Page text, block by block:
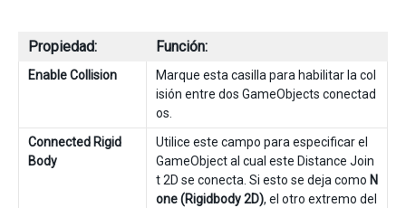
Propiedad: Función:
Enable Collision
Marque esta casilla para habilitar la col
isión entre dos GameObjects conectad
os.
Connected Rigid
Body
Utilice este campo para especificar el
GameObject al cual este Distance Join
t 2D se conecta. Si esto se deja como N
one (Rigidbody 2D), el otro extremo del